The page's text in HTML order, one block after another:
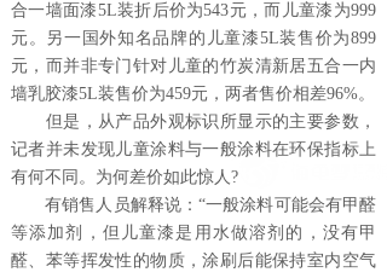
合一墙面漆5L装折后价为543元，而儿童漆为999
元。另一国外知名品牌的儿童漆5L装售价为899
元，而并非专门针对儿童的竹炭清新居五合一内
墙乳胶漆5L装售价为459元，两者售价相差96%。
但是，从产品外观标识所显示的主要参数，
记者并未发现儿童涂料与一般涂料在环保指标上
有何不同。为何差价如此惊人?
有销售人员解释说：“一般涂料可能会有甲醛
等添加剂，但儿童漆是用水做溶剂的，没有甲
醛、苯等挥发性的物质，涂刷后能保持室内空气